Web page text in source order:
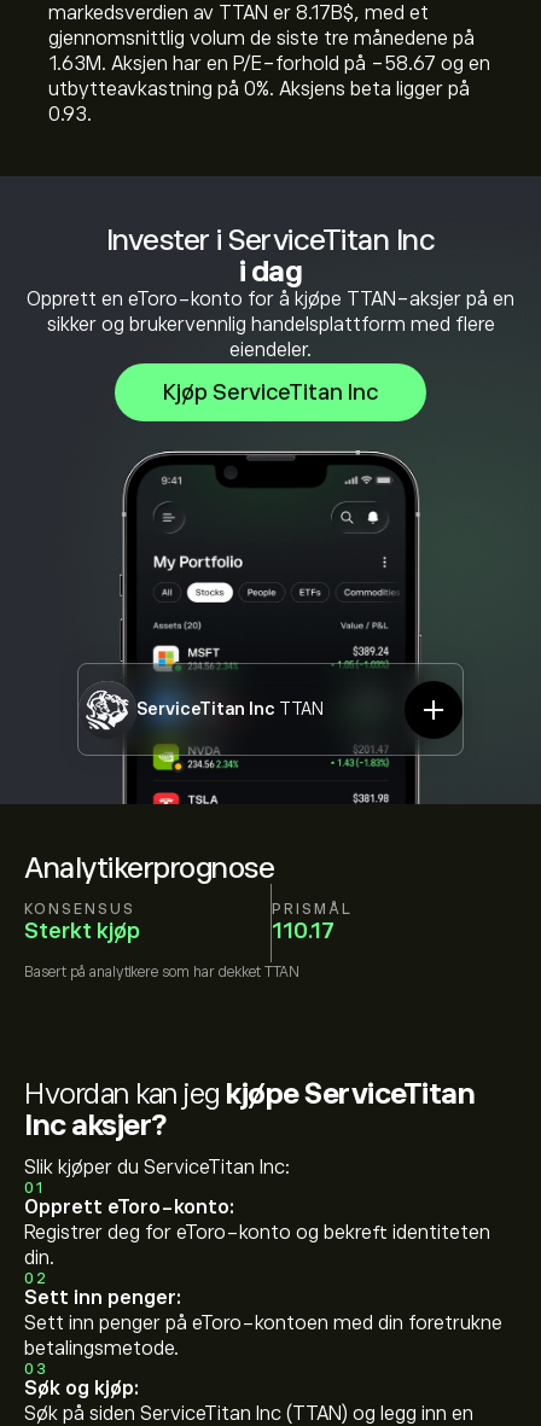
Analytikerprognose
KONSENSUS
Sterkt kjøp
PRISMÅL
110.17
Basert på analytikere som har dekket TTAN
Invester i ServiceTitan Inc
i dag
Opprett en eToro-konto for å kjøpe TTAN-aksjer på en
sikker og brukervennlig handelsplattform med flere
eiendeler.
Kjøp ServiceTitan Inc
ServiceTitan Inc TTAN
markedsverdien av TTAN er 8.17B‎$‎, med et
gjennomsnittlig volum de siste tre månedene på
1.63M. Aksjen har en P/E-forhold på -58.67 og en
utbytteavkastning på 0%. Aksjens beta ligger på
0.93.
Hvordan kan jeg kjøpe ServiceTitan
Inc aksjer?
Slik kjøper du ServiceTitan Inc:
01
Opprett eToro-konto:
Registrer deg for eToro-konto og bekreft identiteten
din.
02
Sett inn penger:
Sett inn penger på eToro-kontoen med din foretrukne
betalingsmetode.
03
Søk og kjøp:
Søk på siden ServiceTitan Inc (TTAN) og legg inn en